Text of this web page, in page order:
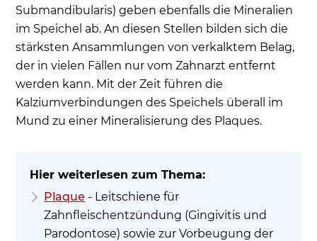
Submandibularis) geben ebenfalls die Mineralien
im Speichel ab. An diesen Stellen bilden sich die
stärksten Ansammlungen von verkalktem Belag,
der in vielen Fällen nur vom Zahnarzt entfernt
werden kann. Mit der Zeit führen die
Kalziumverbindungen des Speichels überall im
Mund zu einer Mineralisierung des Plaques.
Plaque - Leitschiene für
Zahnfleischentzündung (Gingivitis und
Parodontose) sowie zur Vorbeugung der